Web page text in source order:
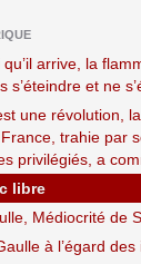
arrive, la
s’éteindre et ne
une révolution,
trahie par
privilégiés, a
libre
Médiocrité de
à l’égard des